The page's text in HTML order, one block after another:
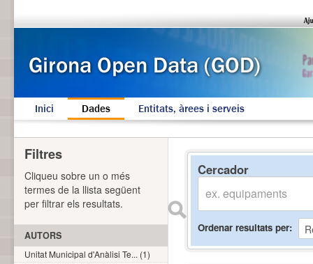
Inici Dades Entitats, àrees i serveis
Cercador
Ordenar resultats per
Filtres
Cliqueu sobre un o més
termes de la llista següent
per filtrar els resultats.
AUTORS
Unitat Municipal d'Anàlisi Te... (1)